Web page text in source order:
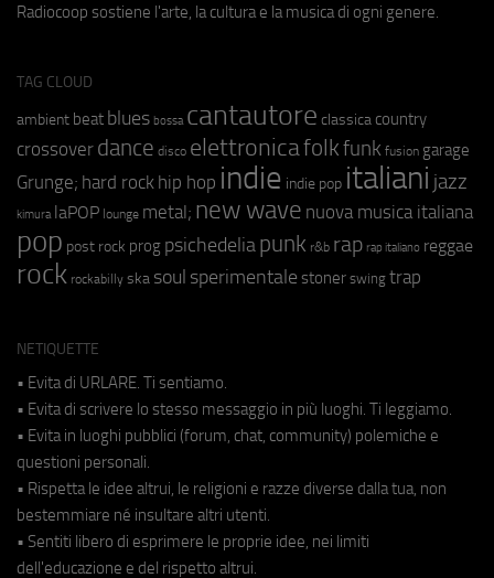
Radiocoop sostiene l'arte, la cultura e la musica di ogni genere.
TAG CLOUD
ambient beat blues bossa cantautore classica country
crossover dance disco elettronicafolkfunk fusion garage
Grunge; hard rock hip hop indie indie pop italiani jazz
kimura laPOP lounge metal; new wave nuova musica italiana
pop post rock prog psichedeliapunk r&b rap rap italiano reggae
rock rockabilly ska soul sperimentale stoner swing trap
NETIQUETTE
• Evita di URLARE. Ti sentiamo.
• Evita di scrivere lo stesso messaggio in più luoghi. Ti leggiamo.
• Evita in luoghi pubblici (forum, chat, community) polemiche e
questioni personali.
• Rispetta le idee altrui, le religioni e razze diverse dalla tua, non
bestemmiare né insultare altri utenti.
• Sentiti libero di esprimere le proprie idee, nei limiti
dell'educazione e del rispetto altrui.